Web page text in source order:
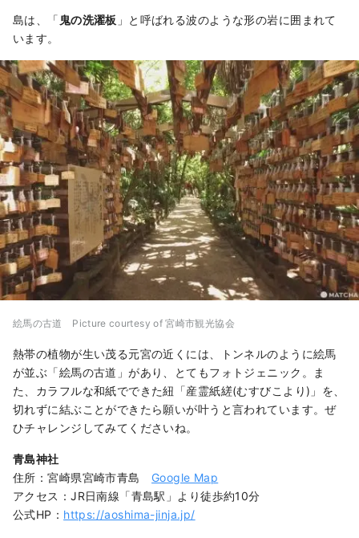
島は、「 鬼の洗濯板 」と呼ばれる波のような形の岩に囲まれて
います。
絵馬の古道 Picture courtesy of 宮崎市観光協会
熱帯の植物が生い茂る元宮の近くには、トンネルのように絵馬
が並ぶ「絵馬の古道」があり、とてもフォトジェニック。ま
た、カラフルな和紙でできた紐「産霊紙縒(むすびこより)」を、
切れずに結ぶことができたら願いが叶うと言われています。ぜ
ひチャレンジしてみてくださいね。
青島神社
住所：宮崎県宮崎市青島 Google Map
アクセス：JR日南線「青島駅」より徒歩約10分
公式HP： https://aoshima-jinja.jp/